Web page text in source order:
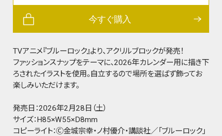
今すぐ購入
TVアニメ『ブルーロック』より、アクリルブロックが発売！
ファッションスナップをテーマに、2026年カレンダー用に描き下
ろされたイラストを使用。自立するので場所を選ばず飾ってお
楽しみいただけます。
発売日：2026年2月28日（土）
サイズ：H85×W55×D8mm
コピーライト：Ⓒ金城宗幸・ノ村優介・講談社／「ブルーロック」